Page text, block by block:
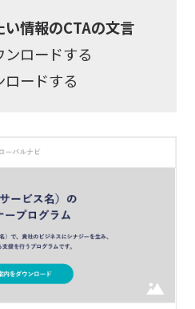
情報のCTAの文言
ンロードする
ロードする